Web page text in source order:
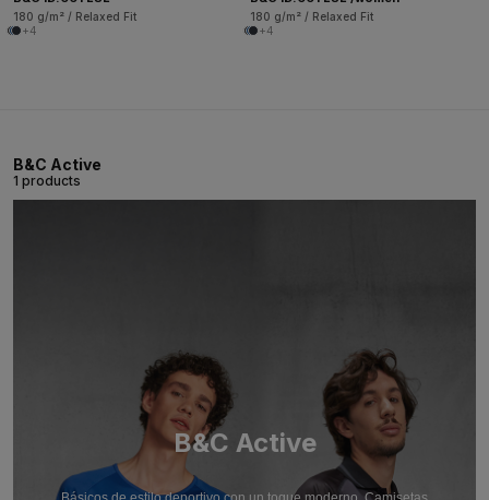
180 g/m² / Relaxed Fit
+4
180 g/m² / Relaxed Fit
+4
B&C Active
1 products
B&C Active